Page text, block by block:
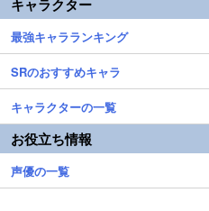
キャラクター
最強キャラランキング
SRのおすすめキャラ
キャラクターの一覧
お役立ち情報
声優の一覧